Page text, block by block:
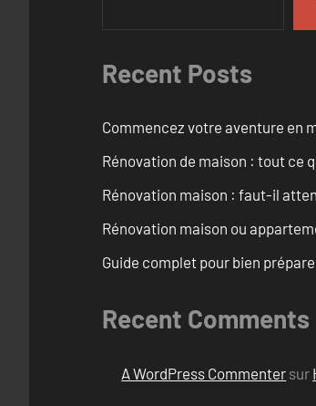
Recent Posts
Commencez votre aventure en
Rénovation de maison : tout ce
Rénovation maison : faut-il
Rénovation maison ou
Guide complet pour bien
Recent Comments
A WordPress Commenter sur